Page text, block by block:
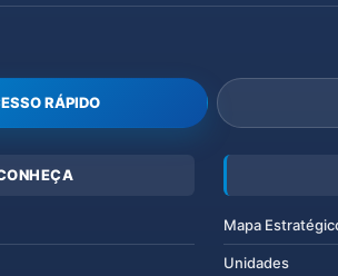
RÁPIDO
Mapa
Unidades